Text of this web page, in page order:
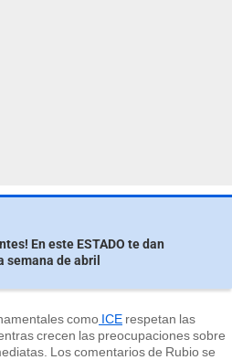
En este ESTADO te dan
semana de abril
como ICE respetan las
crecen las preocupaciones sobre
Los comentarios de Rubio se